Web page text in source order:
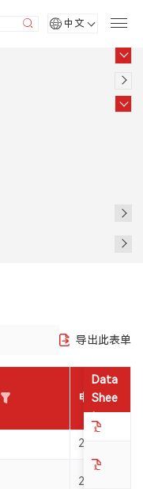
中文
导出此表单
电压
2.7~3.6V
2.7~3.6V
Data
Shee
t